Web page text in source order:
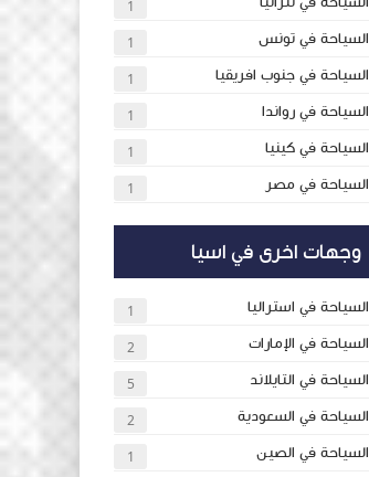
1
السياحة في تونس 1
السياحة في جنوب افريقيا 1
السياحة في رواندا 1
السياحة في كينيا 1
السياحة في مصر 1
وجهات اخرى في اسيا
السياحة في استراليا 1
السياحة في الإمارات 2
السياحة في التايلاند 5
السياحة في السعودية 2
السياحة في الصين 1